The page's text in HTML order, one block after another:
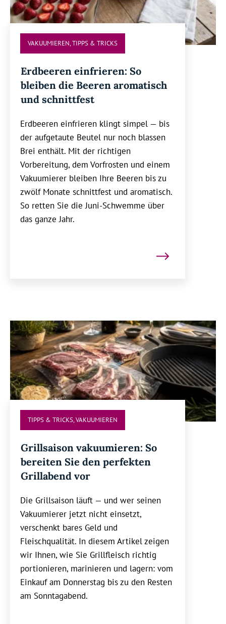
VAKUUMIEREN,TIPPS & TRICKS
Erdbeeren einfrieren: So
bleiben die Beeren aromatisch
und schnittfest
Erdbeeren einfrieren klingt simpel — bis
der aufgetaute Beutel nur noch blassen
Brei enthält. Mit der richtigen
Vorbereitung, dem Vorfrosten und einem
Vakuumierer bleiben Ihre Beeren bis zu
zwölf Monate schnittfest und aromatisch.
So retten Sie die Juni-Schwemme über
das ganze Jahr.
TIPPS & TRICKS,VAKUUMIEREN
Grillsaison vakuumieren: So
bereiten Sie den perfekten
Grillabend vor
Die Grillsaison läuft — und wer seinen
Vakuumierer jetzt nicht einsetzt,
verschenkt bares Geld und
Fleischqualität. In diesem Artikel zeigen
wir Ihnen, wie Sie Grillfleisch richtig
portionieren, marinieren und lagern: vom
Einkauf am Donnerstag bis zu den Resten
am Sonntagabend.